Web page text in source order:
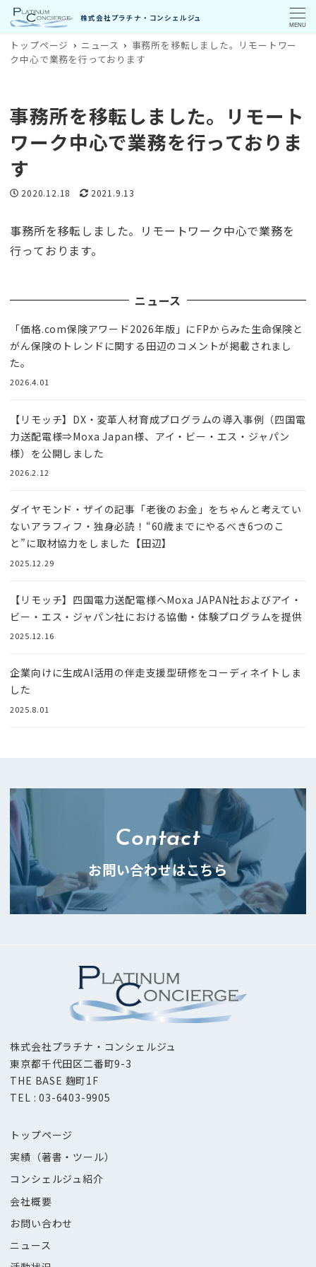
MENU
トップページ ニュース
事務所を移転しました。リモートワー
ク中心で業務を行っております
事務所を移転しました。リモート
ワーク中心で業務を行っておりま
す
投稿日
2020.12.18 更新日
2021.9.13
事務所を移転しました。リモートワーク中心で業務を
行っております。
ニュース
「価格.com保険アワード2026年版」にFPからみた生命保険と
がん保険のトレンドに関する田辺のコメントが掲載されまし
た。
2026.4.01
【リモッチ】DX・変革人材育成プログラムの導入事例（四国電
力送配電様⇒Moxa Japan様、アイ・ビー・エス・ジャパン
様）を公開しました
2026.2.12
ダイヤモンド・ザイの記事「老後のお金」をちゃんと考えてい
ないアラフィフ・独身必読！“60歳までにやるべき6つのこ
と”に取材協力をしました【田辺】
2025.12.29
【リモッチ】四国電⼒送配電様へMoxa JAPAN社およびアイ・
ビー・エス・ジャパン社における協働・体験プログラムを提供
2025.12.16
企業向けに生成AI活用の伴走支援型研修をコーディネイトしま
した
2025.8.01
Contact
お問い合わせはこちら
株式会社プラチナ・コンシェルジュ
東京都千代田区二番町9-3
THE BASE 麹町1F
TEL : 03-6403-9905
トップページ
実績（著書・ツール）
コンシェルジュ紹介
会社概要
お問い合わせ
ニュース